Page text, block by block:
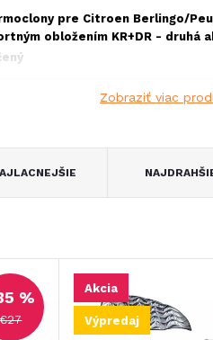
pre Citroen Berlingo/
obložením KR+DR - druhá
Zobraziť viac
€27
% Akcia
Výpredaj